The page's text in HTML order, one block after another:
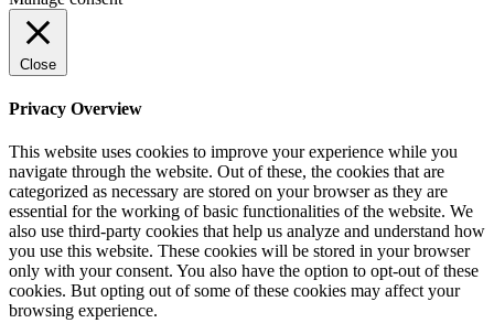
Close
Privacy Overview
This website uses cookies to improve your experience while you
navigate through the website. Out of these, the cookies that are
categorized as necessary are stored on your browser as they are
essential for the working of basic functionalities of the website. We
also use third-party cookies that help us analyze and understand how
you use this website. These cookies will be stored in your browser
only with your consent. You also have the option to opt-out of these
cookies. But opting out of some of these cookies may affect your
browsing experience.